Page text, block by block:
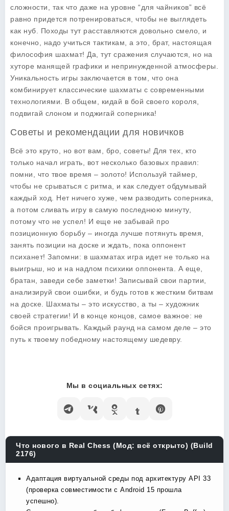
сложности, так что даже на уровне “для чайников” всё
равно придется потренироваться, чтобы не выглядеть
как нуб. Походы тут расставляются довольно смело, и
конечно, надо учиться тактикам, а это, брат, настоящая
философия шахмат! Да, тут сражения случаются, но на
хуторе манящей графики и непринужденной атмосферы.
Уникальность игры заключается в том, что она
комбинирует классические шахматы с современными
технологиями. В общем, кидай в бой своего короля,
подвигай слоном и поджигай соперника!
Советы и рекомендации для новичков
Всё это круто, но вот вам, бро, советы! Для тех, кто
только начал играть, вот несколько базовых правил:
помни, что твое время – золото! Используй таймер,
чтобы не срываться с ритма, и как следует обдумывай
каждый ход. Нет ничего хуже, чем разводить соперника,
а потом сливать игру в самую последнюю минуту,
потому что не успел! И еще не забывай про
позиционную борьбу – иногда лучше потянуть время,
занять позиции на доске и ждать, пока оппонент
психанет! Запомни: в шахматах игра идет не только на
выигрыш, но и на надлом психики оппонента. А еще,
братан, заведи себе заметки! Записывай свои партии,
анализируй свои ошибки, и будь готов к жестким битвам
на доске. Шахматы – это искусство, а ты – художник
своей стратегии! И в конце концов, самое важное: не
бойся проигрывать. Каждый раунд на самом деле – это
путь к твоему победному настоящему шедевру.
Мы в социальных сетях:
Что нового в Real Chess (Мод: всё открыто) (Build
2176)
Адаптация виртуальной среды под архитектуру API 33
(проверка совместимости с Android 15 прошла
успешно).